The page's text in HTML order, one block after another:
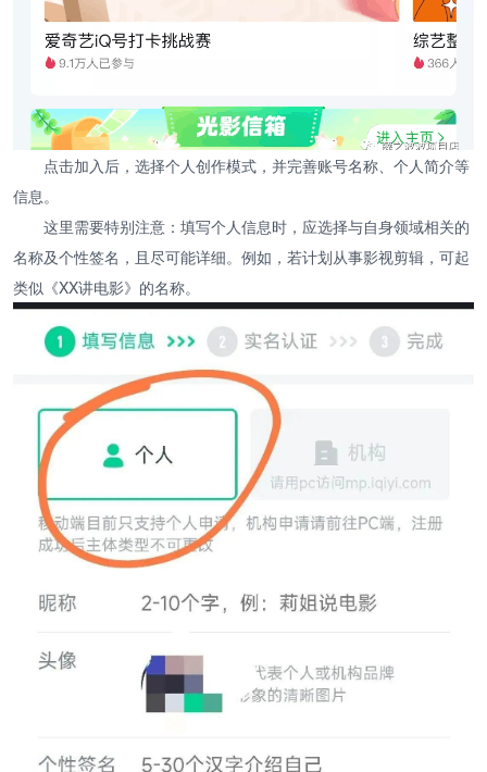
点击加入后，选择个人创作模式，并完善账号名称、个人简介等
信息。
这里需要特别注意：填写个人信息时，应选择与自身领域相关的
名称及个性签名，且尽可能详细。例如，若计划从事影视剪辑，可起
类似《XX讲电影》的名称。